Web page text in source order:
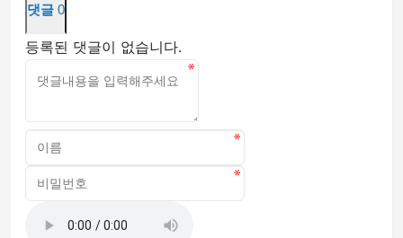
댓글 0
등록된 댓글이 없습니다.